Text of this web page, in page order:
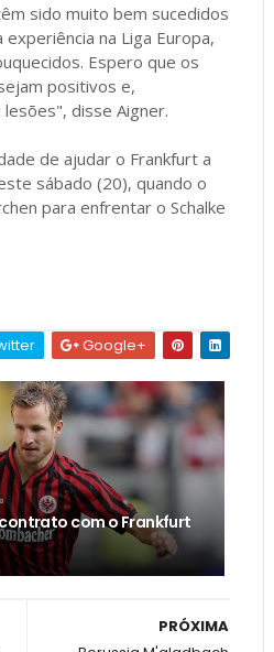
sido muito bem sucedidos
na Liga Europa,
Espero que os
positivos e,
disse Aigner.
de ajudar o Frankfurt a
sábado (20), quando o
para enfrentar o Schalke
Google+
com o Frankfurt
PRÓXIMA